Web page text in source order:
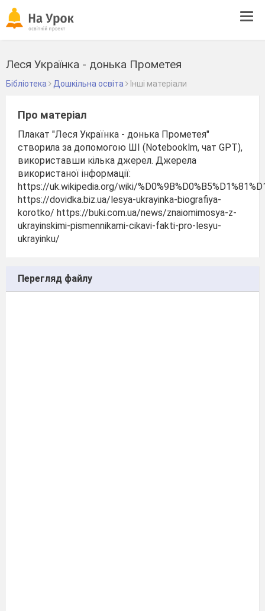
Леся Українка - донька Прометея
Бібліотека Дошкільна освіта Інші матеріали
Про матеріал
Плакат "Леся Українка - донька Прометея"
створила за допомогою ШІ (Notebooklm, чат GPT),
використавши кілька джерел. Джерела
використаної інформації:
https://uk.wikipedia.org/wiki/
https://dovidka.biz.ua/lesya-ukrayinka-biografiya-
korotko/ https://buki.com.ua/news/znaiomimosya-z-
ukrayinskimi-pismennikami-cikavi-fakti-pro-lesyu-
ukrayinku/
Перегляд файлу